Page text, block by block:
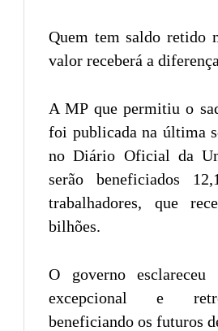
Quem tem saldo retido
valor receberá a
A MP que permitiu o
foi publicada na última
no Diário Oficial da
serão beneficiados
trabalhadores, que
bilhões.
O governo
excepcional e
beneficiando os futuros